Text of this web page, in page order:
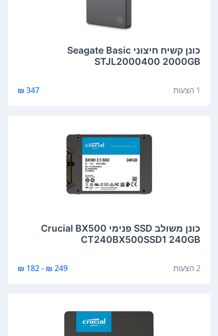
‏כונן קשיח ‏חיצוני Seagate Basic
STJL2000400 2000GB
1 הצעות 347 ₪
כונן משולב SSD פנימי Crucial BX500
CT240BX500SSD1 240GB
2 הצעות 249 ₪ - 182 ₪